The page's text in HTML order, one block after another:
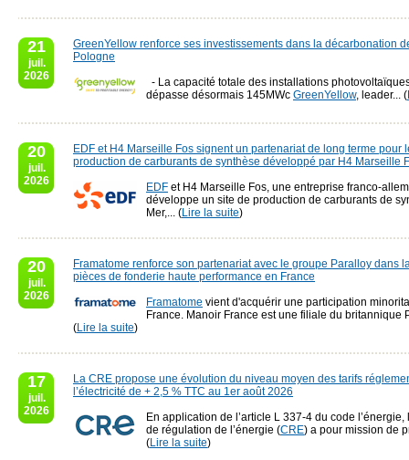
21
juil.
2026
GreenYellow renforce ses investissements dans la décarbonation
Pologne
- La capacité totale des installations
dépasse désormais 145MWc GreenYellow, leader... (
20
juil.
2026
EDF et H4 Marseille Fos signent un partenariat de long terme pour
production de carburants de synthèse développé par H4 Marseille
EDF et H4 Marseille Fos, une entreprise franco-
développe un site de production de carburants de
Mer,... (Lire la suite)
20
juil.
2026
Framatome renforce son partenariat avec le groupe Paralloy dans
pièces de fonderie haute performance en France
Framatome vient d'acquérir une participation
France. Manoir France est une filiale du britannique
(Lire la suite)
17
juil.
2026
La CRE propose une évolution du niveau moyen des tarifs
l’électricité de + 2,5 % TTC au 1er août 2026
En application de l’article L 337-4 du code
de régulation de l’énergie (CRE) a pour mission de
(Lire la suite)